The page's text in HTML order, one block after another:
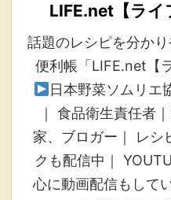
LIFE.net【ライ
話題のレシピを分か
便利帳「LIFE.net【
日本野菜ソムリ
｜ 食品衛生責任者
家、ブロガー｜ レシ
クも配信中｜
心に動画配信もして